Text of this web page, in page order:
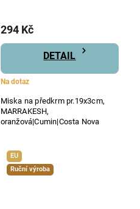
Miska na předkrm pr.19x3cm,
MARRAKESH,
oranžová|Cumin|Costa Nova
Na dotaz
294 Kč
DETAIL
EU
Ruční výroba